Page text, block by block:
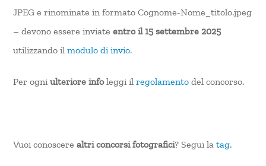
JPEG e rinominate in formato Cognome-Nome_titolo.jpeg
– devono essere inviateentro il 15 settembre 2025
utilizzando ilmodulo di invio.
Per ogniulteriore infoleggi ilregolamento del concorso.
Vuoi conoscerealtri concorsi fotografici? Segui latag.